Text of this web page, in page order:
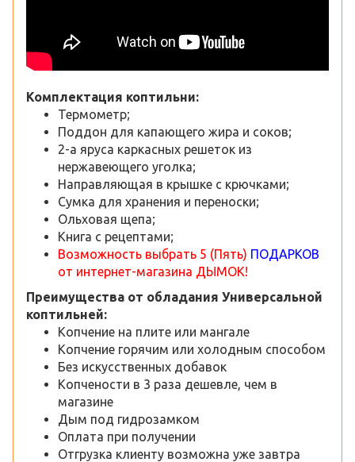
Комплектация коптильни:
Термометр;
Поддон для капающего жира и соков;
2-а яруса каркасных решеток из
нержавеющего уголка;
Направляющая в крышке с крючками;
Сумка для хранения и переноски;
Ольховая щепа;
Книга с рецептами;
Возможность выбрать 5 (Пять) ПОДАРКОВ
от интернет-магазина ДЫМОК!
Преимущества от обладания Универсальной
коптильней:
Копчение на плите или мангале
Копчение горячим или холодным способом
Без искусственных добавок
Копчености в 3 раза дешевле, чем в
магазине
Дым под гидрозамком
Оплата при получении
Отгрузка клиенту возможна уже завтра